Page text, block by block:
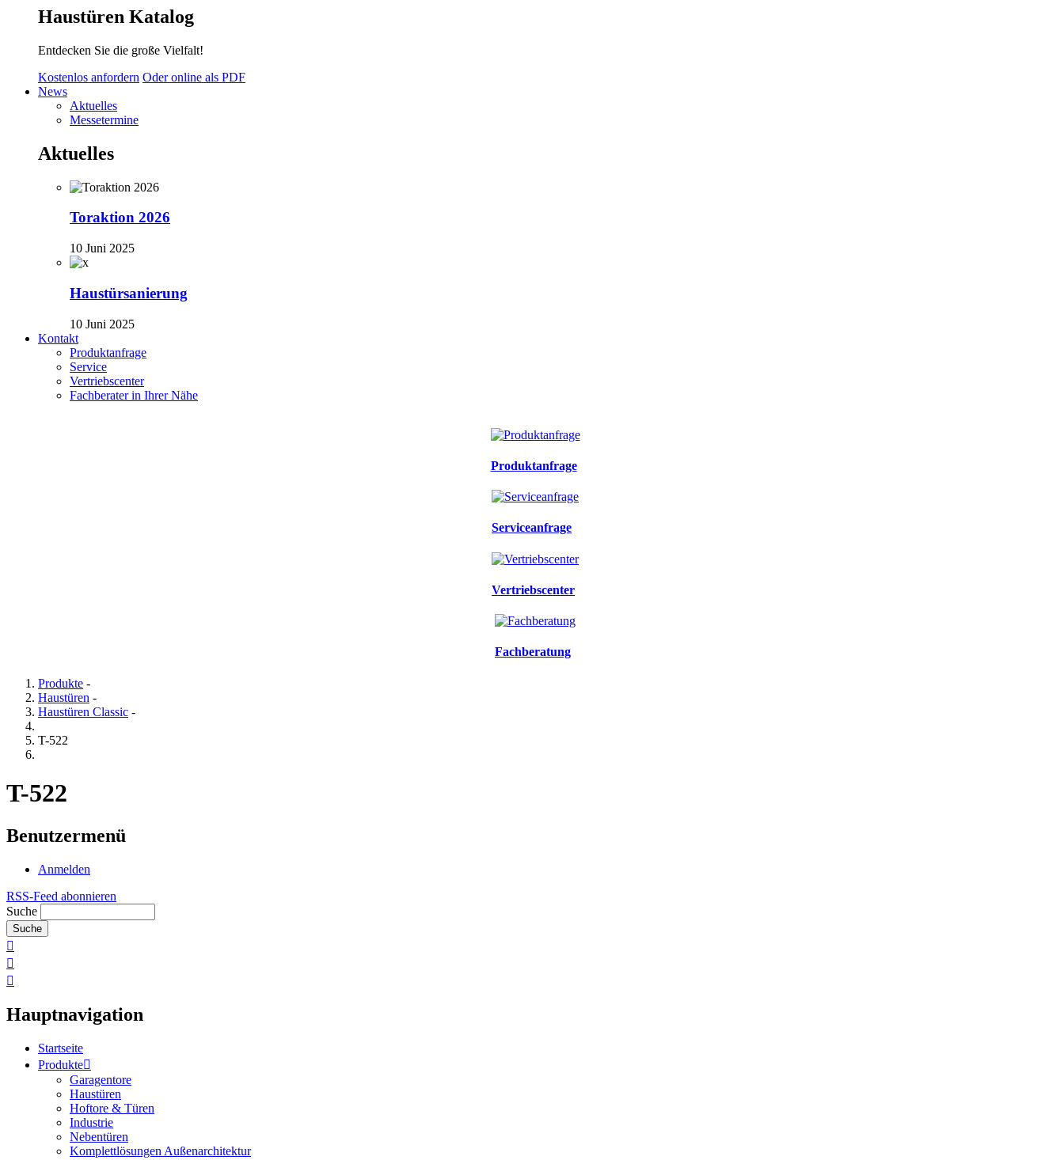
Haustüren Katalog
Entdecken Sie die große Vielfalt!
Kostenlos anfordern Oder online als PDF
News
Aktuelles
Messetermine
Aktuelles
Toraktion 2026
10 Juni 2025
Haustürsanierung
10 Juni 2025
Kontakt
Produktanfrage
Service
Vertriebscenter
Fachberater in Ihrer Nähe
Produktanfrage
Serviceanfrage
Vertriebscenter
Fachberatung
Produkte -
Haustüren -
Haustüren Classic -
T-522
T-522
Benutzermenü
Anmelden
RSS-Feed abonnieren
Suche
Hauptnavigation
Startseite
Produkte
Garagentore
Haustüren
Hoftore & Türen
Industrie
Nebentüren
Komplettlösungen Außenarchitektur